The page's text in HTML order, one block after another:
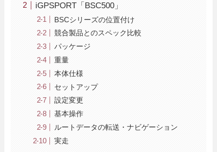
iGPSPORT「BSC500」
BSCシリーズの位置付け
競合製品とのスペック比較
パッケージ
重量
本体仕様
セットアップ
設定変更
基本操作
ルートデータの転送・ナビゲーション
実走